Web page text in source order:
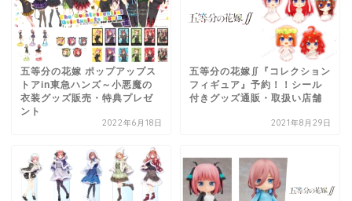
五等分の花嫁 ポップアップス
トアin東急ハンズ～小悪魔の
衣装グッズ販売・特典プレゼ
ント
2022年6月18日
五等分の花嫁∬『コレクション
フィギュア』予約！！シール
付きグッズ通販・取扱い店舗
2021年8月29日